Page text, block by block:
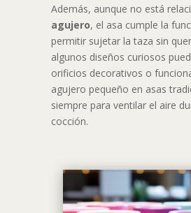
Además, aunque no está
agujero, el asa cumple la
permitir sujetar la taza sin
algunos diseños curiosos
orificios decorativos o
agujero pequeño en asas
siempre para ventilar el aire
cocción.